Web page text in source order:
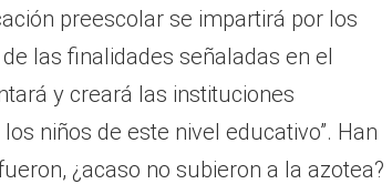
preescolar se impartirá por los
las finalidades señaladas en el
y creará las instituciones
niños de este nivel educativo”. Han
¿acaso no subieron a la azotea?